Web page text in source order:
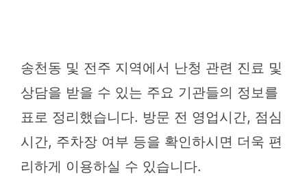
송천동 및 전주 지역에서 난청 관련 진료 및
상담을 받을 수 있는 주요 기관들의 정보를
표로 정리했습니다. 방문 전 영업시간, 점심
시간, 주차장 여부 등을 확인하시면 더욱 편
리하게 이용하실 수 있습니다.